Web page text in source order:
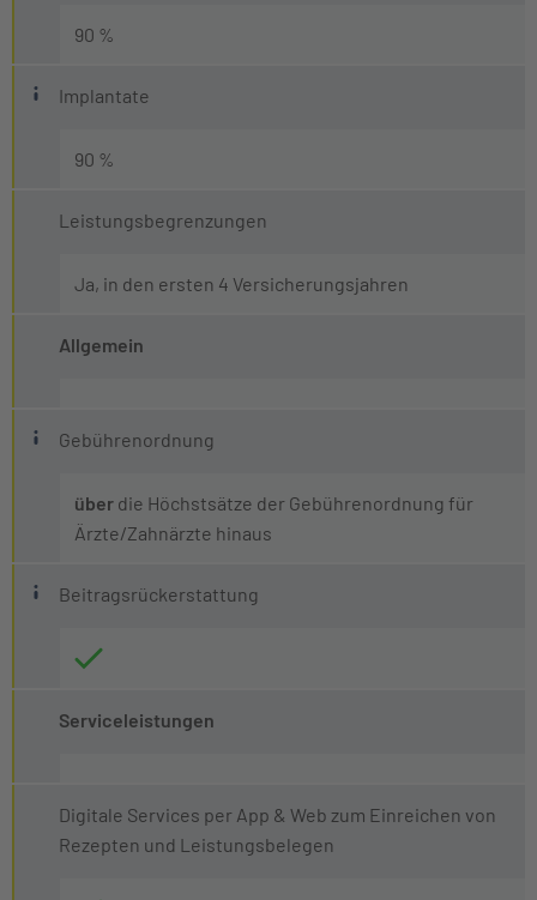
90 %
Was ist ein Implantat?
Implantate
90 %
Leistungsbegrenzungen
Ja, in den ersten 4 Versicherungsjahren
Allgemein
Was ist die Gebührenordnung für Ärzte und
Gebührenordnung
überdie Höchstsätze der Gebührenordnung für
Ärzte/Zahnärzte hinaus
Was ist eine Beitragsrückerstattung?
Beitragsrückerstattung
Serviceleistungen
Digitale Services per App & Web zum Einreichen von
Rezepten und Leistungsbelegen